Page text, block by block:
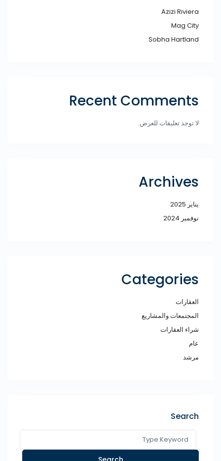
Azizi Riviera
Mag City
Sobha Hartland
Recent Comments
لا توجد تعليقات للعرض.
Archives
يناير 2025
نوفمبر 2024
Categories
العقارات
المجتمعات والمشاريع
شراء العقارات
عام
مرشد
Search